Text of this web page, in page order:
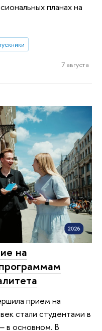
планах на
7 августа
на
прием на
стали студентами в
в основном. В